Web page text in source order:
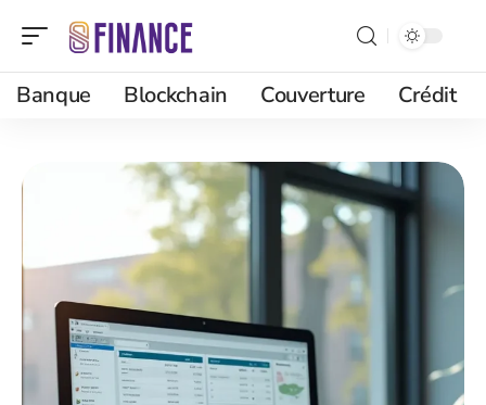
Banque Blockchain Couverture Crédit